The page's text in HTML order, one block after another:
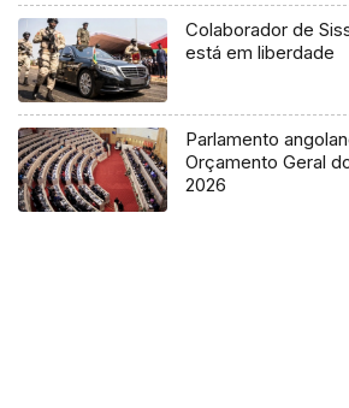
Colaborador de
está em liberdade
Parlamento
Orçamento Geral
2026